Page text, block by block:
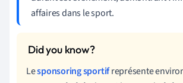
affaires dans le sport.
Lesponsoring sportifreprésente